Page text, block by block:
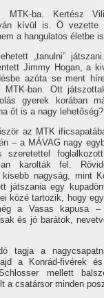
ba. Kertész
kí­vül is. Ö
a hangulatos életbe
„tanulni”
Jimmy Hogan, a
azóta se ment
ban. Ott
gyerek korában
őt is a nagy lehetőség?
az MTK
– a MÁVAG nagy
karolták fel.
kisebb nagyság, mint
játszania egy
közé tartozik, hogy
a Vasas kapusa –
és jó barátok,
tagja a
a Konrád-fivérek
mellett
a csatársor minden